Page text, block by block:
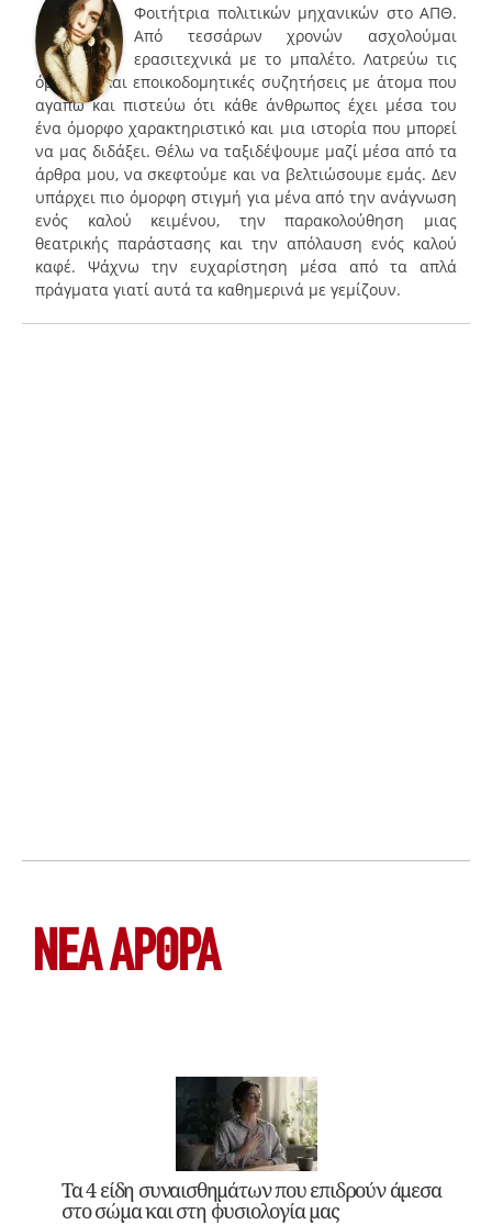
Φοιτήτρια πολιτικών μηχανικών στο ΑΠΘ.
Από τεσσάρων χρονών ασχολούμαι
ερασιτεχνικά με το μπαλέτο. Λατρεύω τις
όμορφες και εποικοδομητικές συζητήσεις με άτομα που
αγαπώ και πιστεύω ότι κάθε άνθρωπος έχει μέσα του
ένα όμορφο χαρακτηριστικό και μια ιστορία που μπορεί
να μας διδάξει. Θέλω να ταξιδέψουμε μαζί μέσα από τα
άρθρα μου, να σκεφτούμε και να βελτιώσουμε εμάς. Δεν
υπάρχει πιο όμορφη στιγμή για μένα από την ανάγνωση
ενός καλού κειμένου, την παρακολούθηση μιας
θεατρικής παράστασης και την απόλαυση ενός καλού
καφέ. Ψάχνω την ευχαρίστηση μέσα από τα απλά
πράγματα γιατί αυτά τα καθημερινά με γεμίζουν.
ΝΕΑ ΆΡΘΡΑ
Τα 4 είδη συναισθημάτων που επιδρούν άμεσα
στο σώμα και στη φυσιολογία μας